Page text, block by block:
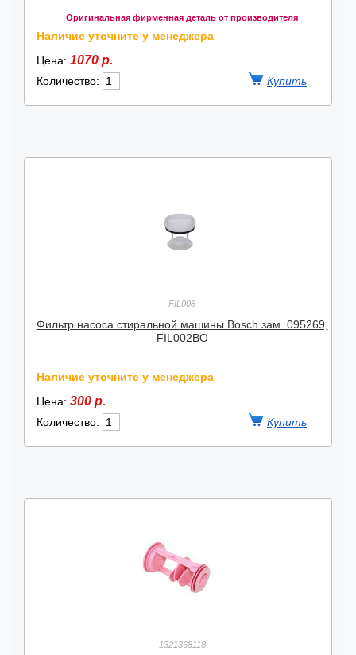
Оригинальная фирменная деталь от производителя
Наличие уточните у менеджера
Цена: 1070 р.
Количество:
FIL008
Фильтр насоса стиральной машины Bosch зам. 095269,
FIL002BO
Наличие уточните у менеджера
Цена: 300 р.
Количество:
1321368118